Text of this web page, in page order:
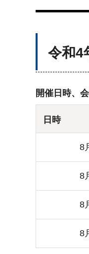
令和4
開催日時、
日時
8
8
8
8